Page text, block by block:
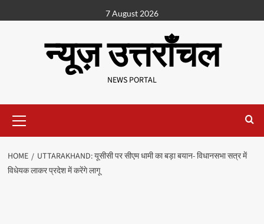
7 August 2026
न्यूज़ उत्तराँचल
NEWS PORTAL
HOME
UTTARAKHAND: यूसीसी पर सीएम धामी का बड़ा बयान- विधानसभा सत्र में
विधेयक लाकर प्रदेश में करेंगे लागू